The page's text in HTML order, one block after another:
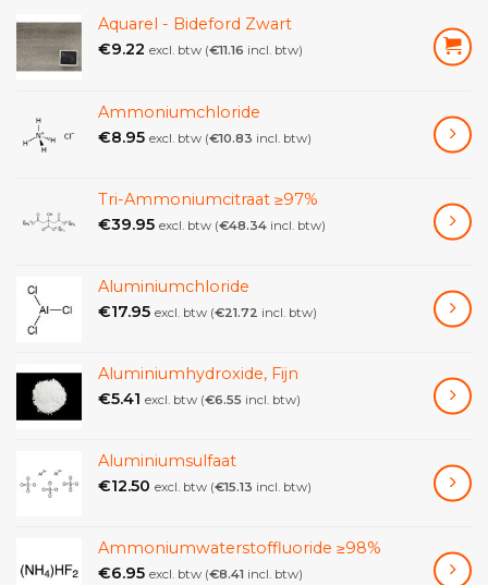
Omgevingstemperatuur
Batterij bedrijfsduur – zonder
achtergrondverlichting
Type display
Scherm cijferhoogte
Materiaal plateau
Edelstaal
Materiaal behuizing
edelstaal
Bauart der Waage
één bereik
Door edelstaal beschermde behuizing, daardoor
roestvrij en gemakkelijk te reinigen.
Zeer mobiel: Dankzij batterijgebruik en compacte,
lichte constructie geschikt voor het gebruik op
verschillende locaties (keuken, winkel, kantine,
dankzij rubber voetjes.
Aquarel - Bideford Zwart
€9.22 excl. btw (€11.16 incl. btw)
Ammoniumchloride
€8.95 excl. btw (€10.83 incl. btw)
Tri-Ammoniumcitraat ≥97%
€39.95 excl. btw (€48.34 incl. btw)
Aluminiumchloride
€17.95 excl. btw (€21.72 incl. btw)
Aluminiumhydroxide, Fijn
€5.41 excl. btw (€6.55 incl. btw)
Aluminiumsulfaat
€12.50 excl. btw (€15.13 incl. btw)
Ammoniumwaterstoffluoride ≥98%
€6.95 excl. btw (€8.41 incl. btw)